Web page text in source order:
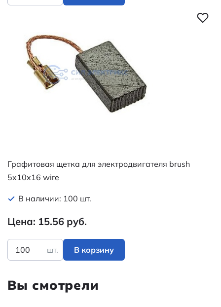
Графитовая щетка для электродвигателя brush
5x10x16 wire
В наличии: 100 шт.
Цена: 15.56 руб.
шт. В корзину
Вы смотрели